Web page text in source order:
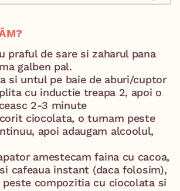
praful de sare si zaharul pana
galben pal.
si untul pe baie de aburi/cuptor
cu inductie treapa 2, apoi o
2-3 minute
ciocolata, o turnam peste
apoi adaugam alcoolul,
amestecam faina cu cacoa,
cafeaua instant (daca folosim),
peste compozitia cu ciocolata si